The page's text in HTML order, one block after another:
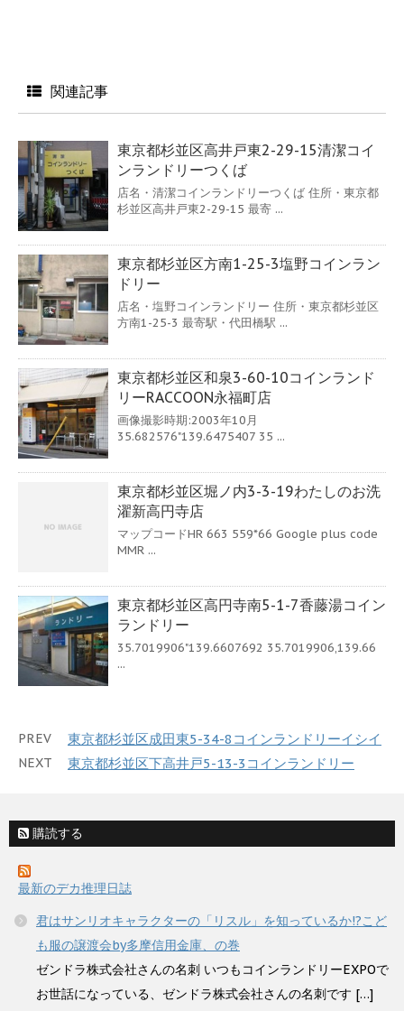
関連記事
東京都杉並区高井戸東2-29-15清潔コイ
ンランドリーつくば
店名・清潔コインランドリーつくば 住所・東京都
杉並区高井戸東2-29-15 最寄 ...
東京都杉並区方南1-25-3塩野コインラン
ドリー
店名・塩野コインランドリー 住所・東京都杉並区
方南1-25-3 最寄駅・代田橋駅 ...
東京都杉並区和泉3-60-10コインランド
リーRACCOON永福町店
画像撮影時期:2003年10月
35.682576"139.6475407 35 ...
東京都杉並区堀ノ内3-3-19わたしのお洗
濯新高円寺店
マップコードHR 663 559*66 Google plus code
MMR ...
東京都杉並区高円寺南5-1-7香藤湯コイン
ランドリー
35.7019906"139.6607692 35.7019906,139.66
...
PREV 東京都杉並区成田東5-34-8コインランドリーイシイ
NEXT 東京都杉並区下高井戸5-13-3コインランドリー
購読する
最新のデカ推理日誌
君はサンリオキャラクターの「リスル」を知っているか!?こど
も服の譲渡会by多摩信用金庫、の巻
ゼンドラ株式会社さんの名刺 いつもコインランドリーEXPOで
お世話になっている、ゼンドラ株式会社さんの名刺です […]